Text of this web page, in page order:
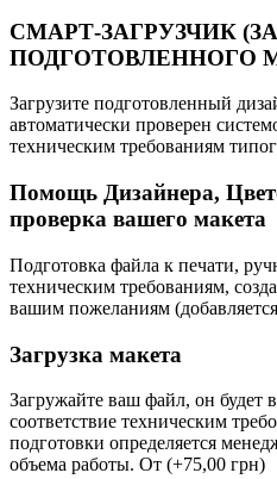
СМАРТ-ЗАГРУЗЧИК
ПОДГОТОВЛЕННОГО
Загрузите подготовленный
автоматически проверен
техническим требованиям
Помощь Дизайнера,
проверка вашего макета
Подготовка файла к печати,
техническим требованиям,
вашим пожеланиям
Загрузка макета
Загружайте ваш файл, он будет
соответствие техническим
подготовки определяется
объема работы. От (+75,00 грн)